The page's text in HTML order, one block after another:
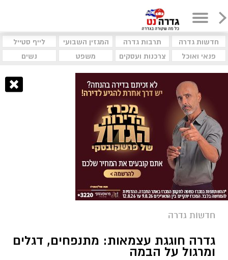
חדשות גדרה תרבות גדרה המגזין השבועי
לייף סטייל
פנאי ואוכל
צרכנות ועסקים משפט נשים
חדשות גדרה
גדרה חוגגת עצמאות: מתנפחים, דגלים
ומרגול על הבמה